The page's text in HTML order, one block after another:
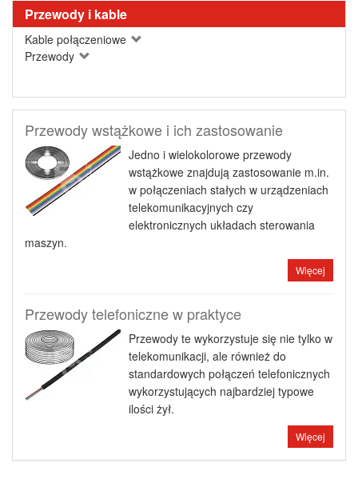
Przewody i kable
Kable połączeniowe
Przewody
Przewody wstążkowe i ich zastosowanie
Jedno i wielokolorowe przewody
wstążkowe znajdują zastosowanie m.in.
w połączeniach stałych w urządzeniach
telekomunikacyjnych czy
elektronicznych układach sterowania
maszyn.
Więcej
Przewody telefoniczne w praktyce
Przewody te wykorzystuje się nie tylko w
telekomunikacji, ale również do
standardowych połączeń telefonicznych
wykorzystujących najbardziej typowe
ilości żył.
Więcej